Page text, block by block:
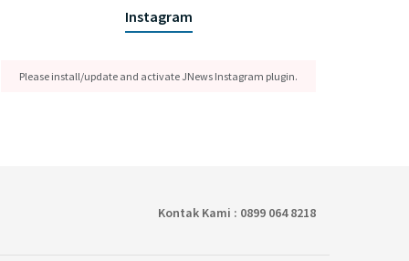
Instagram
Please install/update and activate JNews Instagram plugin.
Kontak Kami : 0899 064 8218